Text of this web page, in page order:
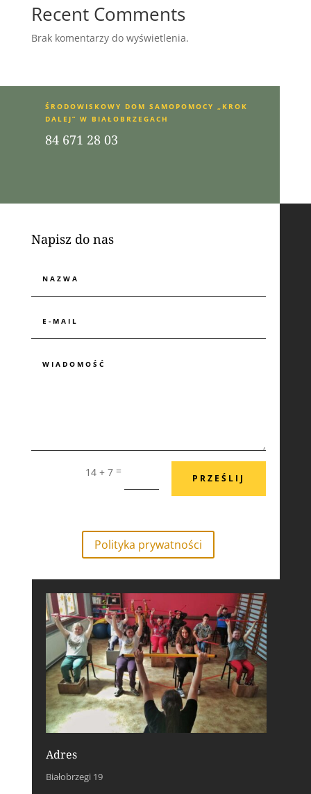
Recent Comments
Brak komentarzy do wyświetlenia.
ŚRODOWISKOWY DOM SAMOPOMOCY „KROK
DALEJ” W BIAŁOBRZEGACH
84 671 28 03
Napisz do nas
14 + 7 =
PRZEŚLIJ
Polityka prywatności
Adres
Białobrzegi 19